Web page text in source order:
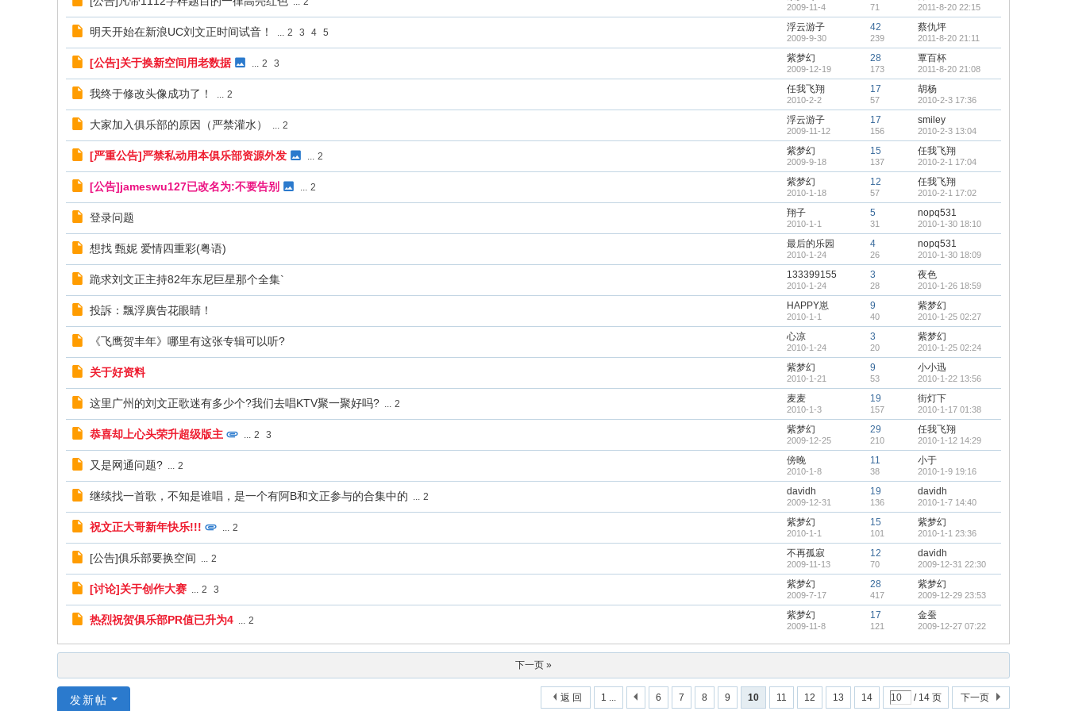
2009-11-4 71 2011-8-20 22:15
明天开始在新浪UC刘文正时间试音！ ... 2 3 4 5 浮云游子
2009-9-30
42
239
蔡仇坪
2011-8-20 21:11
[公告]关于换新空间用老数据 ... 2 3 紫梦幻
2009-12-19
28
173
覃百杯
2011-8-20 21:08
我终于修改头像成功了！ ... 2 任我飞翔
2010-2-2
17
57
胡杨
2010-2-3 17:36
大家加入俱乐部的原因（严禁灌水） ... 2 浮云游子
2009-11-12
17
156
smiley
2010-2-3 13:04
[严重公告]严禁私动用本俱乐部资源外发 ... 2 紫梦幻
2009-9-18
15
137
任我飞翔
2010-2-1 17:04
[公告]jameswu127已改名为:不要告别 ... 2 紫梦幻
2010-1-18
12
57
任我飞翔
2010-2-1 17:02
登录问题 翔子
2010-1-1
5
31
nopq531
2010-1-30 18:10
想找 甄妮 爱情四重彩(粤语) 最后的乐园
2010-1-24
4
26
nopq531
2010-1-30 18:09
跪求刘文正主持82年东尼巨星那个全集` 133399155
2010-1-24
3
28
夜色
2010-1-26 18:59
投訴：飄浮廣告花眼睛！ HAPPY崽
2010-1-1
9
40
紫梦幻
2010-1-25 02:27
《飞鹰贺丰年》哪里有这张专辑可以听? 心凉
2010-1-24
3
20
紫梦幻
2010-1-25 02:24
关于好资料 紫梦幻
2010-1-21
9
53
小小迅
2010-1-22 13:56
这里广州的刘文正歌迷有多少个?我们去唱KTV聚一聚好吗? ... 2 麦麦
2010-1-3
19
157
街灯下
2010-1-17 01:38
恭喜却上心头荣升超级版主 ... 2 3 紫梦幻
2009-12-25
29
210
任我飞翔
2010-1-12 14:29
又是网通问题? ... 2 傍晚
2010-1-8
11
38
小于
2010-1-9 19:16
继续找一首歌，不知是谁唱，是一个有阿B和文正参与的合集中的 ... 2 davidh
2009-12-31
19
136
davidh
2010-1-7 14:40
祝文正大哥新年快乐!!! ... 2 紫梦幻
2010-1-1
15
101
紫梦幻
2010-1-1 23:36
[公告]俱乐部要换空间 ... 2 不再孤寂
2009-11-13
12
70
davidh
2009-12-31 22:30
[讨论]关于创作大赛 ... 2 3 紫梦幻
2009-7-17
28
417
紫梦幻
2009-12-29 23:53
热烈祝贺俱乐部PR值已升为4 ... 2 紫梦幻
2009-11-8
17
121
金蚕
2009-12-27 07:22
下一页 »
1 ... 6 7 8 9 10 11 12 13 14 / 14 页 下一页
返 回
发新帖